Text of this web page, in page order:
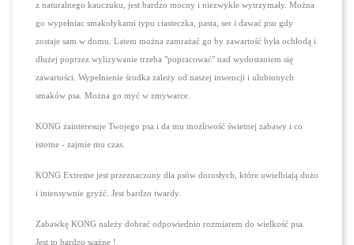
z naturalnego kauczuku, jest bardzo mocny i niezwykle wytrzymały. Można
go wypełniac smakołykami typu ciasteczka, pasta, ser i dawać psu gdy
zostaje sam w domu. Latem można zamrażać go by zawartość była ochłodą i
dłużej poprzez wylizywanie trzeba "popracować" nad wydostaniem się
zawartości. Wypełnienie środka zależy od naszej inwencji i ulubionych
smaków psa. Można go myć w zmywarce.
KONG zainteresuje Twojego psa i da mu możliwość świetnej zabawy i co
istotne - zajmie mu czas.
KONG Extreme jest przeznaczony dla psów dorosłych, które uwielbiają dużo
i intensywnie gryźć. Jest bardzo twardy.
Zabawkę KONG należy dobrać odpowiednio rozmiarem do wielkość psa.
Jest to bardzo ważne !